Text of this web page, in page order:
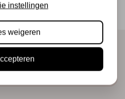
actie en nieuwe producten
instellingen
weigeren